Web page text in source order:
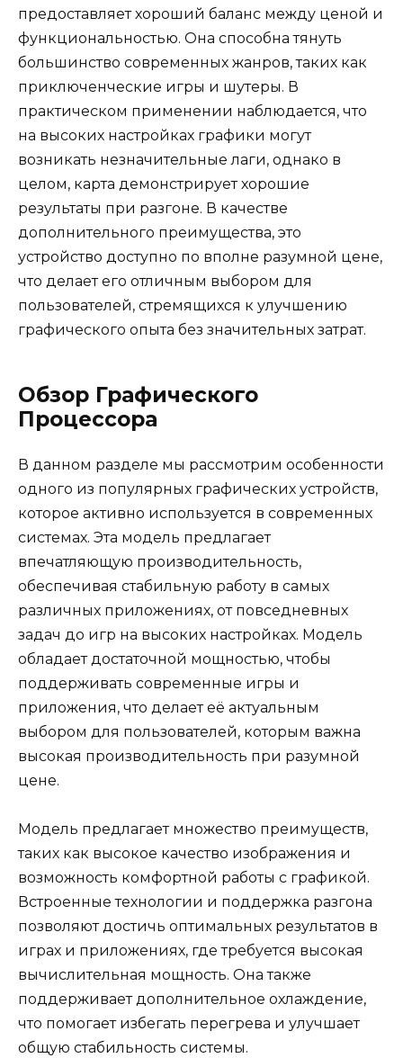
предоставляет хороший баланс между ценой и
функциональностью. Она способна тянуть
большинство современных жанров, таких как
приключенческие игры и шутеры. В
практическом применении наблюдается, что
на высоких настройках графики могут
возникать незначительные лаги, однако в
целом, карта демонстрирует хорошие
результаты при разгоне. В качестве
дополнительного преимущества, это
устройство доступно по вполне разумной цене,
что делает его отличным выбором для
пользователей, стремящихся к улучшению
графического опыта без значительных затрат.
Обзор Графического
Процессора
В данном разделе мы рассмотрим особенности
одного из популярных графических устройств,
которое активно используется в современных
системах. Эта модель предлагает
впечатляющую производительность,
обеспечивая стабильную работу в самых
различных приложениях, от повседневных
задач до игр на высоких настройках. Модель
обладает достаточной мощностью, чтобы
поддерживать современные игры и
приложения, что делает её актуальным
выбором для пользователей, которым важна
высокая производительность при разумной
цене.
Модель предлагает множество преимуществ,
таких как высокое качество изображения и
возможность комфортной работы с графикой.
Встроенные технологии и поддержка разгона
позволяют достичь оптимальных результатов в
играх и приложениях, где требуется высокая
вычислительная мощность. Она также
поддерживает дополнительное охлаждение,
что помогает избегать перегрева и улучшает
общую стабильность системы.